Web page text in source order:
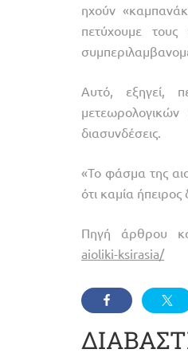
ηχούν
πετύχουμε τους
Αυτό, εξηγεί,
διασυνδέσεις.
«Το φάσμα της
ότι καμία
Πηγή άρθρου
aioliki-ksirasia/